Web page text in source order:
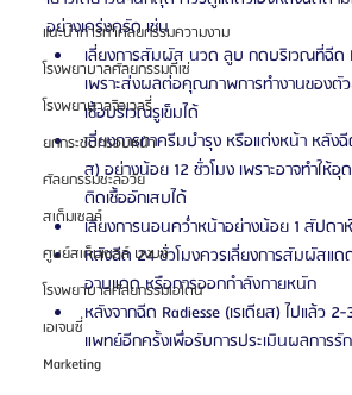
แนะนำการทำศัลยกรรมความงาม
โรงพยาบาลศัลยกรรมดีเซ่
โรงพยาบาลจิวเวลรี่
ยกกระชับกรอบหน้า
ศัลยกรรมชะลอวัย
สเต็มเซลล์
ศูนย์สเต็มเซลล์ บงบง
โรงพยาบาลศัลยกรรมเอโตน
เอเจนซี่
Marketing
อย่างเคร่งครัด เช่น
เลี่ยงการสัมผัส นวด ลูบ กดบริเวณที่ฉีด
เพราะส่งผลต่อคุณภาพการทำงานของตัว
เชื้อบริเวณรูเข็มได้
เลี่ยงการทาครีมบำรุง หรือแต่งหน้า หลังฉี
ส) อย่างน้อย 12 ชั่วโมง เพราะอาจทำให้อุ
ติดเชื้ออักเสบได้
เลี่ยงการนอนคว่ำหน้าอย่างน้อย 1 สัปดาห์
หลังฉีด 24 ชั่วโมงควรเลี่ยงการสัมผัสแด
อาบแดด หรือการออกกำลังกายหนัก
หลังจากฉีด Radiesse (เรเดียส) ไปแล้ว
แพทย์อีกครั้งเพื่อรับการประเมินผลการรั